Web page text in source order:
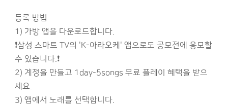
등록 방법
1) 가방 앱을 다운로드합니다.
❗삼성 스마트 TV의 'K-아라오케' 앱으로도 공모전에 응모할
수 있습니다.❗
2) 계정을 만들고 1day-5songs 무료 플레이 혜택을 받으
세요.
3) 앱에서 노래를 선택합니다.